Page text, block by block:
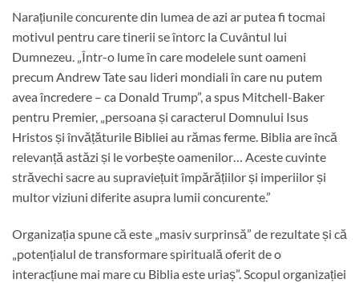
Narațiunile concurente din lumea de azi ar putea fi tocmai
motivul pentru care tinerii se întorc la Cuvântul lui
Dumnezeu. „Într-o lume în care modelele sunt oameni
precum Andrew Tate sau lideri mondiali în care nu putem
avea încredere – ca Donald Trump”, a spus Mitchell-Baker
pentru Premier, „persoana și caracterul Domnului Isus
Hristos și învățăturile Bibliei au rămas ferme. Biblia are încă
relevanță astăzi și le vorbește oamenilor… Aceste cuvinte
străvechi sacre au supraviețuit împărățiilor și imperiilor și
multor viziuni diferite asupra lumii concurente.”
Organizația spune că este „masiv surprinsă” de rezultate și că
„potențialul de transformare spirituală oferit de o
interacțiune mai mare cu Biblia este uriaș”. Scopul organizației